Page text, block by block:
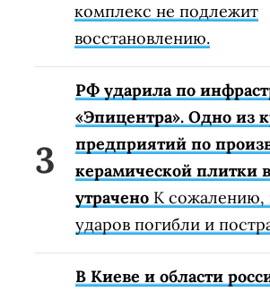
комплекс не подлежит
восстановлению.
РФ ударила по
«Эпицентра». Одно из
предприятий по
керамической плитки
утрачено К сожалению,
ударов погибли и
В Киеве и области